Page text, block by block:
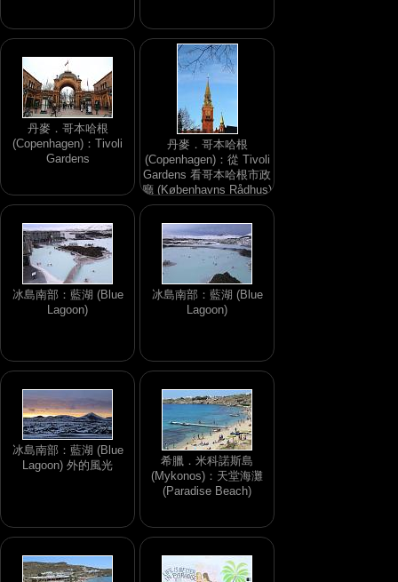
丹麥．哥本哈根
(Copenhagen)：Tivoli
Gardens
丹麥．哥本哈根
(Copenhagen)：從 Tivoli
Gardens 看哥本哈根市政
廳 (Københavns Rådhus)
冰島南部：藍湖 (Blue
Lagoon)
冰島南部：藍湖 (Blue
Lagoon)
冰島南部：藍湖 (Blue
Lagoon) 外的風光
希臘．米科諾斯島
(Mykonos)：天堂海灘
(Paradise Beach)